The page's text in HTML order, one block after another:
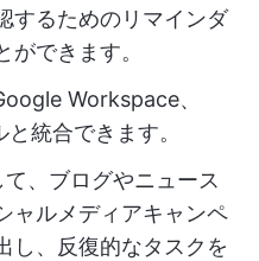
するためのリマインダ
できます。
Workspace、
統合できます。
、ブログやニュース
ャルメディアキャンペ
し、反復的なタスクを